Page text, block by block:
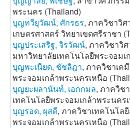
พระนคร (Thailand)
บุญทวียุวัฒน์, ศักรธร, ภาควิชาวิ
เกษตรศาสตร์ วิทยาเขตศรีราชา
บุญประเสริฐ, จิรวัฒน์, ภาควิชาวิ
มหาวิทยาลัยเทคโนโลยีพระจอม
บุญพะเนียด, ชัชลิฎา, ภาควิชาเค
พระจอมเกล้าพระนครเหนือ
บุญยะผลานันท์, เอกกมล, ภาควิช
เทคโนโลยีพระจอมเกล้าพระนคร
บุญรอด, ผุสดี, ภาควิชาเทคโนโล
พระจอมเกล้าพระนครเหนือ